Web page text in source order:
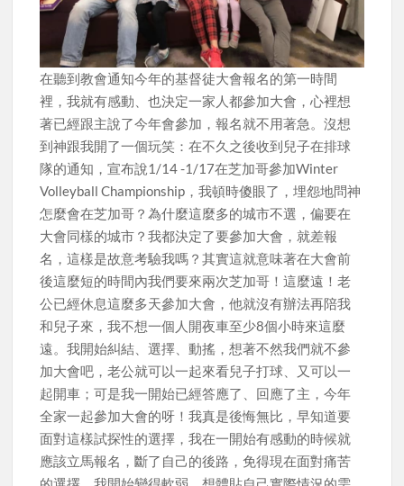
在聽到教會通知今年的基督徒大會報名的第一時間
裡，我就有感動、也決定一家人都參加大會，心裡想
著已經跟主說了今年會參加，報名就不用著急。沒想
到神跟我開了一個玩笑：在不久之後收到兒子在排球
隊的通知，宣布說1/14 -1/17在芝加哥參加Winter
Volleyball Championship，我頓時傻眼了，埋怨地問神
怎麼會在芝加哥？為什麼這麼多的城市不選，偏要在
大會同樣的城市？我都決定了要參加大會，就差報
名，這樣是故意考驗我嗎？其實這就意味著在大會前
後這麼短的時間內我們要來兩次芝加哥！這麼遠！老
公已經休息這麼多天參加大會，他就沒有辦法再陪我
和兒子來，我不想一個人開夜車至少8個小時來這麼
遠。我開始糾結、選擇、動搖，想著不然我們就不參
加大會吧，老公就可以一起來看兒子打球、又可以一
起開車；可是我一開始已經答應了、回應了主，今年
全家一起參加大會的呀！我真是後悔無比，早知道要
面對這樣試探性的選擇，我在一開始有感動的時候就
應該立馬報名，斷了自己的後路，免得現在面對痛苦